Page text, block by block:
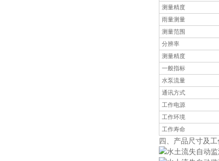
测量精度
雨量测量
测量范围
分辨率
测量精度
一般指标
水泵流量
通讯方式
工作电源
工作环境
工作寿命
四、产品尺寸及